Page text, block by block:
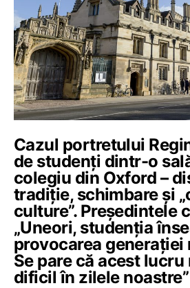
Cazul portretului
de studenți dintr-o
colegiu din Oxford –
tradiție, schimbare și
culture”. Președintele
„Uneori, studenția
provocarea generației
Se pare că acest lucru
dificil în zilele noastre”